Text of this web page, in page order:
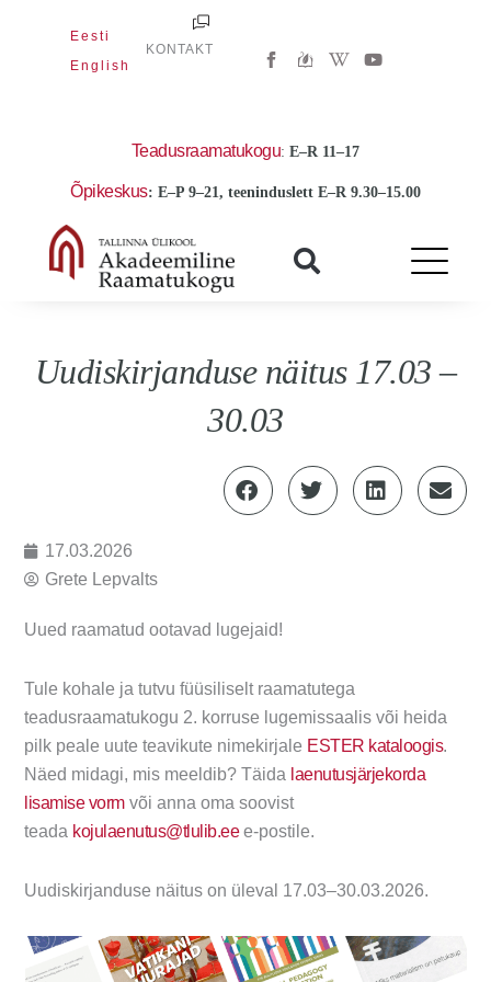
Eesti
English
KONTAKT
W
i
d
-
Y
o
Teadusraamatukogu:E–R 11–17
Õpikeskus: E–P 9–21, teeninduslett E–R 9.30–15.00
Uudiskirjanduse näitus 17.03 –
30.03
17.03.2026
Grete Lepvalts
Uued raamatud ootavad lugejaid!
Tule kohale ja tutvu füüsiliselt raamatutega
teadusraamatukogu 2. korruse lugemissaalis või heida
pilk peale uute teavikute nimekirjale ESTER kataloogis.
Näed midagi, mis meeldib? Täida laenutusjärjekorda
lisamise vormvõi anna oma soovist
teada kojulaenutus@tlulib.eee-postile.
Uudiskirjanduse näitus on üleval 17.03–30.03.2026.